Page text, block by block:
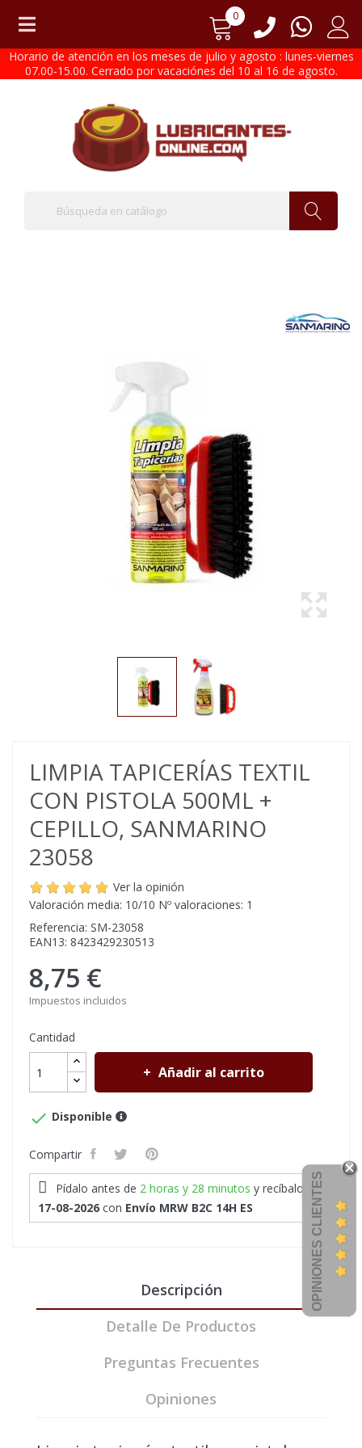
0
Horario de atención en los meses de julio y agosto : lunes-viernes
07.00-15.00. Cerrado por vacaciónes del 10 al 16 de agosto.
LIMPIA TAPICERÍAS TEXTIL
CON PISTOLA 500ML +
CEPILLO, SANMARINO
23058
Ver la opinión
Valoración media: 10/10 Nº valoraciones: 1
Referencia: SM-23058
EAN13: 8423429230513
8,75 €
Impuestos incluidos
Cantidad
Añadir al carrito
 Disponible
Compartir
Pídalo antes de 2 horas y 28 minutos y recíbalo
el
17-08-2026 con Envío MRW B2C 14H ES
Descripción
Detalle De Productos
Preguntas Frecuentes
Opiniones
OPINIONES CLIENTES